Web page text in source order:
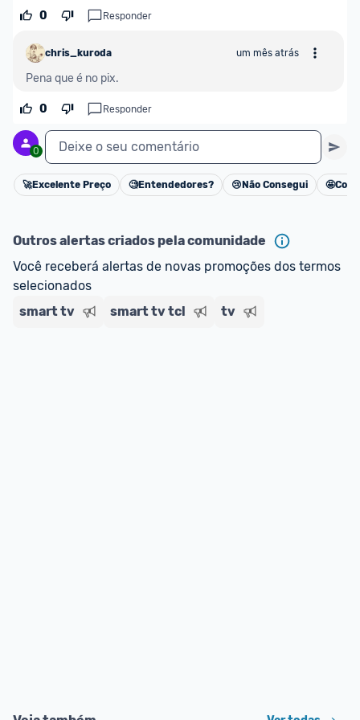
oferta do Promobit
ou MercadoLíder Platinum.
E lembre-se:
você sempre pode contar ajuda da
comunidade para tirar dúvidas ou acionar os
nossos Admins marcando
0 Responder
chris_kuroda um mês atrás
Pena que é no pix.
0 Responder
0 Deixe o seu comentário
Cancelar
🚀Excelente Preço 🧐Entendedores? 😢 Não Consegui 🤩
Outros alertas criados pela comunidade
Você receberá alertas de novas promoções dos termos
selecionados
smart tv
smart tv tcl tv